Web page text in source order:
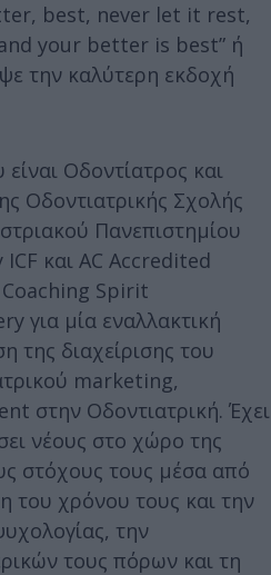
best, never let it rest,
your better is best” ή
την καλύτερη εκδοχή
Oδοντίατρος και
Οδοντιατρικής Σχολής
Πανεπιστημίου
ICF και AC Αccredited
Coaching Spirit
για μία εναλλακτική
της διαχείρισης του
marketing,
στην Οδοντιατρική. Έχει
νέους στο χώρο της
στόχους τους μέσα από
του χρόνου τους και την
την
τους πόρων και τη